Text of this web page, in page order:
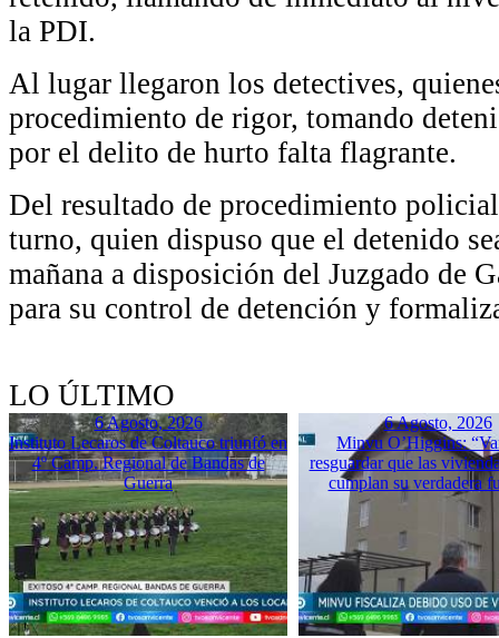
la PDI.
Al lugar llegaron los detectives,
procedimiento de rigor, tomando
por el delito de hurto falta flagrante.
Del resultado de procedimiento
turno, quien dispuso que el detenido
mañana a disposición del Juzgado de
para su control de detención y
LO ÚLTIMO
6 Agosto, 2026
Instituto Lecaros de Coltauco triunfó en
4º Camp. Regional de Bandas de
Guerra
6 Agosto, 2026
Minvu O’Higgins:
resguardar que las
cumplan su verdadera